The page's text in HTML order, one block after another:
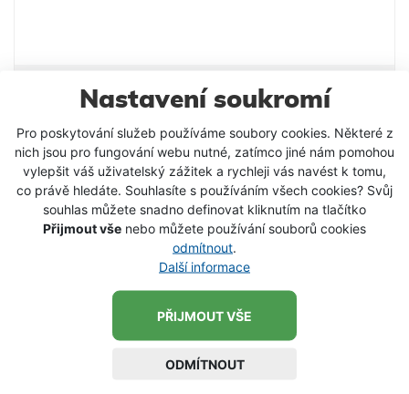
Nastavení soukromí
Pro poskytování služeb používáme soubory cookies. Některé z
nich jsou pro fungování webu nutné, zatímco jiné nám pomohou
vylepšit váš uživatelský zážitek a rychleji vás navést k tomu,
co právě hledáte. Souhlasíte s používáním všech cookies? Svůj
souhlas můžete snadno definovat kliknutím na tlačítko
Přijmout vše nebo můžete používání souborů cookies
odmítnout.
Další informace
PŘIJMOUT VŠE
ODMÍTNOUT
Mikbaits Mini Plovoucí Boilie Fluo 100 ml 10
Plovoucí fluo boilie 10mm jsou velmi účinnou
nástrahou, použitelnou jak samostatně, tak v
kombinaci s Mirabel boilie na panáčka. Jejich
výrazná barva zdálky přitahuje pozornost ryb, silné
atraktivní aroma láká k nasátí a tím i záběru. Fluo
pop-up mají optimální tuhost a dlouhodobou
schopnost plavat. Všechny příchutě jsou použitelné
celoročně, tedy i ve velmi chladných obdobích. Fluo
pop-up byste neměli máčet v dipech, zvlášť ne
dlouhodobě, jinak by mohly ztratit plovoucí
schopnosti. Pro zatraktivnění nebo oživení můžete
krátce postříkat Pop-up sprayem.
od180 Kč
DETAIL PRODUKTU